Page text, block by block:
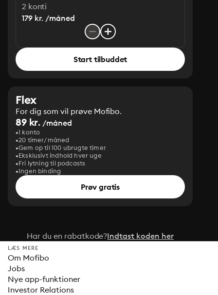
2 konti
179 kr. /måned
Start tilbuddet
Flex
For dig som vil prøve Mofibo.
89 kr. /måned
1 konto
20 timer/måned
Gem op til 100 ubrugte timer
Eksklusivt indhold hver uge
Fri lytning til podcasts
Ingen binding
Prøv gratis
Har du en rabatkode?Indtast koden her
LÆS MERE
Om Mofibo
Jobs
Nye app-funktioner
Investor Relations